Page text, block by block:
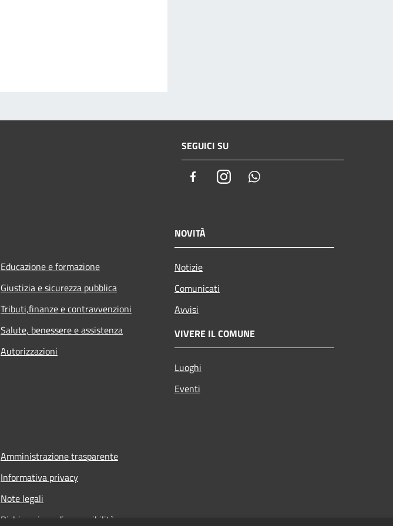
SEGUICI SU
FacebookInstagram
Educazione e formazione
Giustizia e sicurezza pubblica
Tributi,finanze e contravvenzioni
Salute, benessere e assistenza
Autorizzazioni
NOVITÀ
Notizie
Comunicati
Avvisi
VIVERE IL COMUNE
Luoghi
Eventi
Amministrazione trasparente
Informativa privacy
Note legali
Dichiarazione di accessibilità